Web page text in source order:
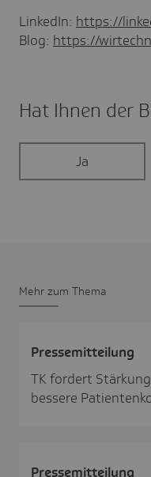
LinkedIn: https://
Blog: https://
Hat Ihnen der
Ja
Mehr zum Thema
Pres­se­mit­tei­lung
TK fordert
bessere
Pres­se­mit­tei­lung